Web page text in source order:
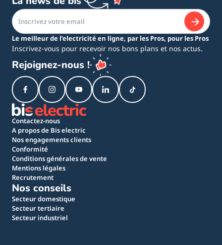
Le meilleur de l’electricité en ligne, par les Pros, pour les Pros
Inscrivez-vous pour recevoir nos bons plans et nos actus.
Rejoignez-nous !
Contactez-nous
A propos de Bis electric
Nos engagements clients
Conformité
Conditions générales de vente
Mentions légales
Recrutement
Nos conseils
Secteur domestique
Secteur tertiaire
Secteur industriel